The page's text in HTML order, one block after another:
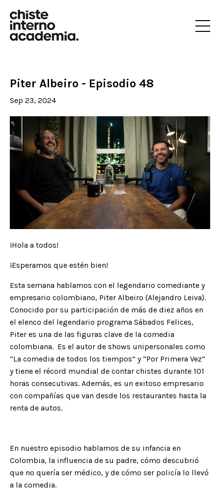
Piter Albeiro - Episodio 48
Sep 23, 2024
¡Hola a todos!
¡Esperamos que estén bien!
Esta semana hablamos con el legendario comediante y
empresario colombiano, Piter Albeiro (Alejandro Leiva).
Conocido por su participación de más de diez años en
el elenco del legendario programa Sábados Felices,
Piter es una de las figuras clave de la comedia
colombiana. Es el autor de shows unipersonales como
“La comedia de todos los tiempos” y “Por Primera Vez”
y tiene el récord mundial de contar chistes durante 101
horas consecutivas. Además, es un exitoso empresario
con compañías que van desde los restaurantes hasta la
renta de autos.
En nuestro episodio hablamos de su infancia en
Colombia, la influencia de su padre, cómo descubrió
que no quería ser médico, y de cómo ser policía lo llevó
a la comedia.